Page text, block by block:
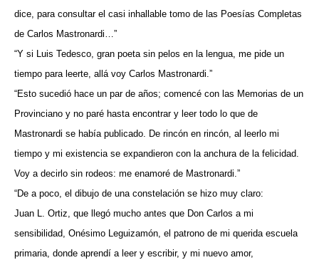
dice, para consultar el casi inhallable tomo de las Poesías Completas
de Carlos Mastronardi…”
“Y si Luis Tedesco, gran poeta sin pelos en la lengua, me pide un
tiempo para leerte, allá voy Carlos Mastronardi.”
“Esto sucedió hace un par de años; comencé con las Memorias de un
Provinciano y no paré hasta encontrar y leer todo lo que de
Mastronardi se había publicado. De rincón en rincón, al leerlo mi
tiempo y mi existencia se expandieron con la anchura de la felicidad.
Voy a decirlo sin rodeos: me enamoré de Mastronardi.”
“De a poco, el dibujo de una constelación se hizo muy claro:
Juan L. Ortiz, que llegó mucho antes que Don Carlos a mi
sensibilidad, Onésimo Leguizamón, el patrono de mi querida escuela
primaria, donde aprendí a leer y escribir, y mi nuevo amor,